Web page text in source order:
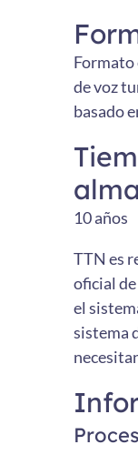
Formato
de voz
basado
10 años
TTN es
oficial
el
sistema